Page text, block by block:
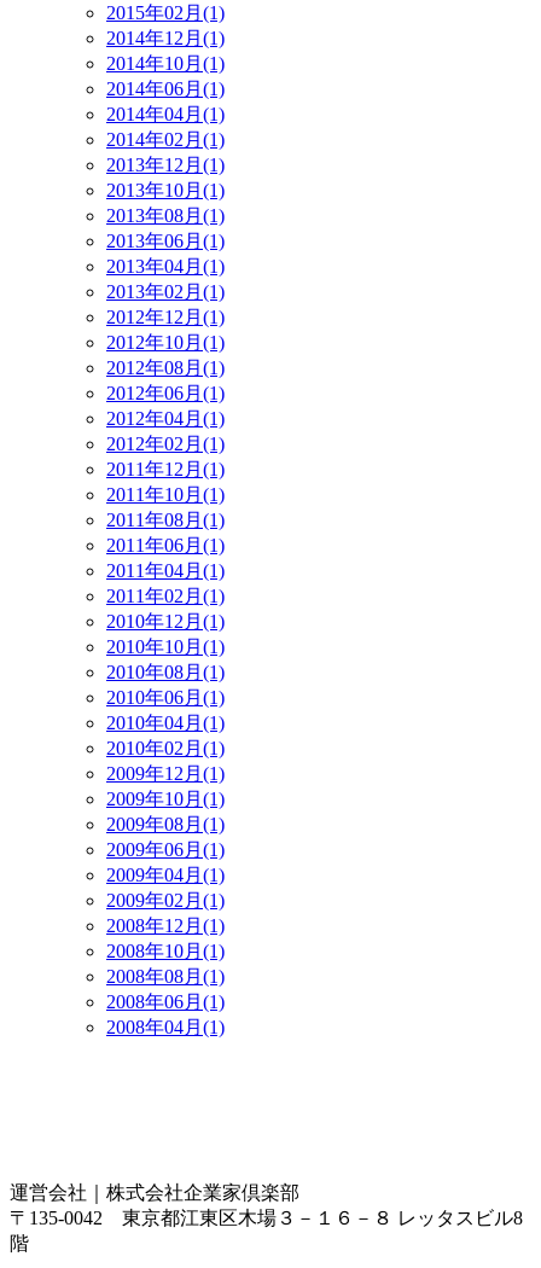
2015年02月(1)
2014年12月(1)
2014年10月(1)
2014年06月(1)
2014年04月(1)
2014年02月(1)
2013年12月(1)
2013年10月(1)
2013年08月(1)
2013年06月(1)
2013年04月(1)
2013年02月(1)
2012年12月(1)
2012年10月(1)
2012年08月(1)
2012年06月(1)
2012年04月(1)
2012年02月(1)
2011年12月(1)
2011年10月(1)
2011年08月(1)
2011年06月(1)
2011年04月(1)
2011年02月(1)
2010年12月(1)
2010年10月(1)
2010年08月(1)
2010年06月(1)
2010年04月(1)
2010年02月(1)
2009年12月(1)
2009年10月(1)
2009年08月(1)
2009年06月(1)
2009年04月(1)
2009年02月(1)
2008年12月(1)
2008年10月(1)
2008年08月(1)
2008年06月(1)
2008年04月(1)
運営会社｜ 株式会社企業家倶楽部
〒135-0042 東京都江東区木場３－１６－８ レッタスビル8
階